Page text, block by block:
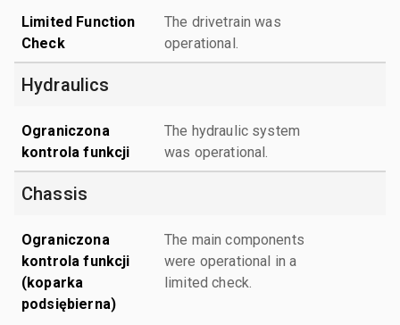
Limited Function
Check
The drivetrain was
operational.
Hydraulics
Ograniczona
kontrola funkcji
The hydraulic system
was operational.
Chassis
Ograniczona
kontrola funkcji
(koparka
podsiębierna)
The main components
were operational in a
limited check.